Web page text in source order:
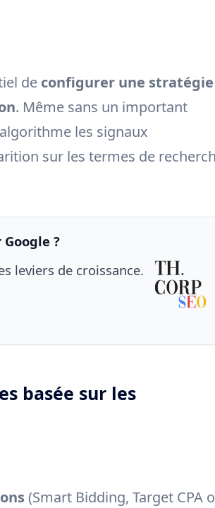
de configurer une stratégie
. Même sans un important
les signaux
sur les termes de
?
leviers de croissance.
basée sur les
(Smart Bidding, Target CPA